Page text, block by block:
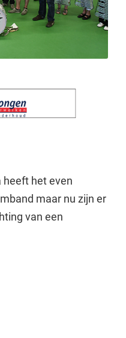
het even
maar nu zijn er
van een